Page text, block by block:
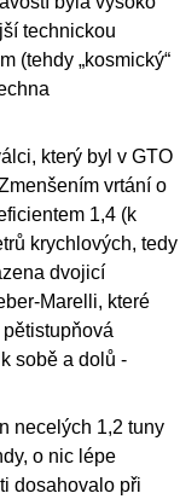
technickou
(tehdy „kosmický“
který byl v GTO
vrtání o
1,4 (k
krychlových, tedy
dvojicí
Marelli, které
sobě a dolů -
necelých 1,2 tuny
o nic lépe
dosahovalo při